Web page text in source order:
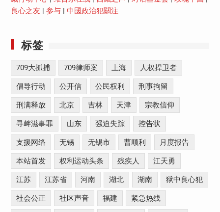
良心之友
参与| 中國政治犯關注
标签
709大抓捕 709律师案 上海 人权捍卫者
倡导行动 公开信 公民权利 刑事拘留
刑满释放 北京 吉林 天津 宗教信仰
寻衅滋事罪 山东 强迫失踪 控告状
支援网络 无锡 无锡市 曹顺利 月度报告
本站首发 权利运动头条 残疾人 江天勇
江苏 江苏省 河南 湖北 湖南 狱中良心犯
社会公正 社区声音 福建 紧急热线